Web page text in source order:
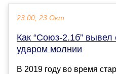
23:00, 23 Окт
Как “Союз-2.1б” вывел
ударом молнии
В 2019 году во время